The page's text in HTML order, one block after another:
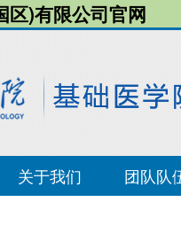
区)有限公司官网
关于我们 团队队